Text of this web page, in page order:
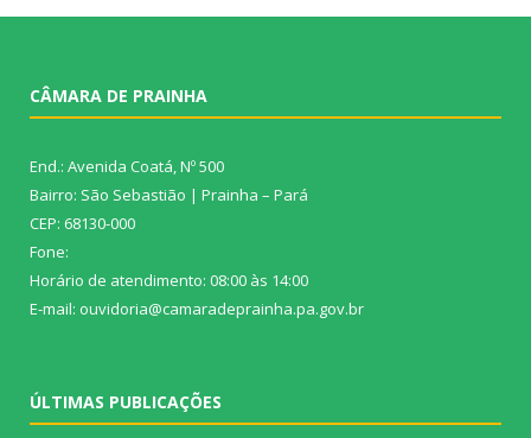
CÂMARA DE PRAINHA
End.: Avenida Coatá, Nº 500
Bairro: São Sebastião | Prainha – Pará
CEP: 68130-000
Fone:
Horário de atendimento: 08:00 às 14:00
E-mail: ouvidoria@camaradeprainha.pa.gov.br
ÚLTIMAS PUBLICAÇÕES